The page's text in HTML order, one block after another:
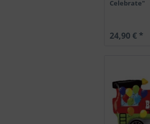
Celebrate"
24,90 € *